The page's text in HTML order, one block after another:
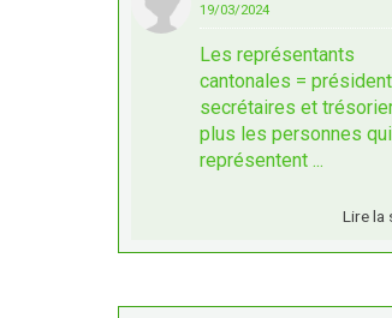
19/03/2024
Les représentants
cantonales =
secrétaires et
plus les personnes qui
représentent ...
Lire la